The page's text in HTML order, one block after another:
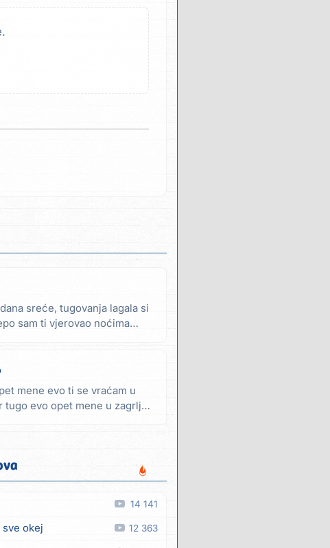
sreće, tugovanja lagala si
sam ti vjerovao noćima
mene evo ti se vraćam u
tugo evo opet mene u zagrljaj
14 141
sve okej 12 363